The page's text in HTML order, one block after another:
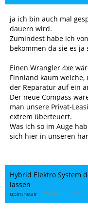
ja ich bin auch mal
dauern wird.
Zumindest habe ich
bekommen da sie es
Einen Wrangler 4xe
Finnland kaum
der Reparatur auf ein
Der neue Compass
man unsere Privat-
extrem überteuert.
Was ich so im Auge
sich hier in unseren
Hybrid Elektro System
lassen
upintheair 24. März 2026